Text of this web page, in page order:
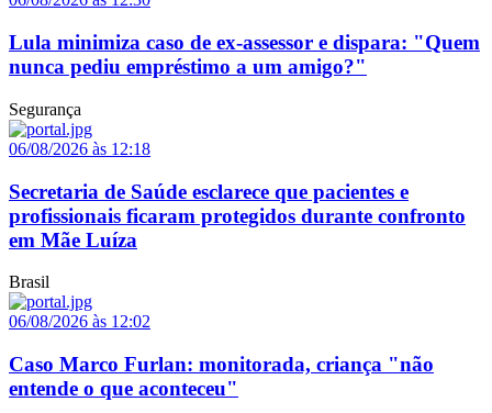
Lula minimiza caso de ex-assessor e dispara: "Quem
nunca pediu empréstimo a um amigo?"
Segurança
06/08/2026 às 12:18
Secretaria de Saúde esclarece que pacientes e
profissionais ficaram protegidos durante confronto
em Mãe Luíza
Brasil
06/08/2026 às 12:02
Caso Marco Furlan: monitorada, criança "não
entende o que aconteceu"